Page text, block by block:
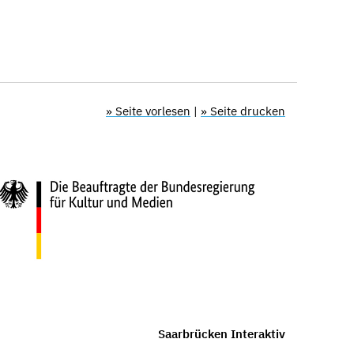
» Seite vorlesen | » Seite drucken
Saarbrücken Interaktiv